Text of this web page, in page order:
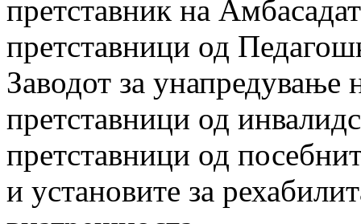
претставник на
претставници од
Заводот за унапредување
претставници од
претставници од
и установите за